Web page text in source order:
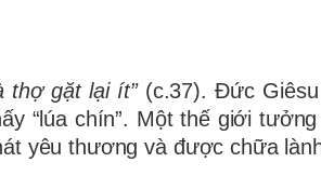
thợ gặt lại ít”(c.37). Đức Giêsu
“lúa chín”. Một thế giới
yêu thương và được chữa